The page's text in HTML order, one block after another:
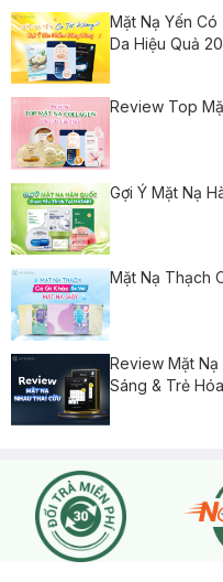
Mặt Nạ Yến
Da Hiệu Quả
Review Top
Gợi Ý Mặt Nạ
Mặt Nạ Thạch
Review Mặt Nạ
Sáng & Trẻ